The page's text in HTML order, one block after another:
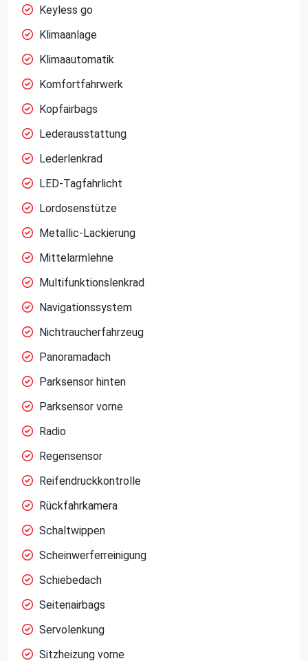
Keyless go
Klimaanlage
Klimaautomatik
Komfortfahrwerk
Kopfairbags
Lederausstattung
Lederlenkrad
LED-Tagfahrlicht
Lordosenstütze
Metallic-Lackierung
Mittelarmlehne
Multifunktionslenkrad
Navigationssystem
Nichtraucherfahrzeug
Panoramadach
Parksensor hinten
Parksensor vorne
Radio
Regensensor
Reifendruckkontrolle
Rückfahrkamera
Schaltwippen
Scheinwerferreinigung
Schiebedach
Seitenairbags
Servolenkung
Sitzheizung vorne